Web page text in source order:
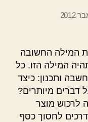
המילה החשובה
המילה הזו. כל
ותכנון: כיצד
דברים מיותרים?
לרכוש מוצר
לחסוך כסף